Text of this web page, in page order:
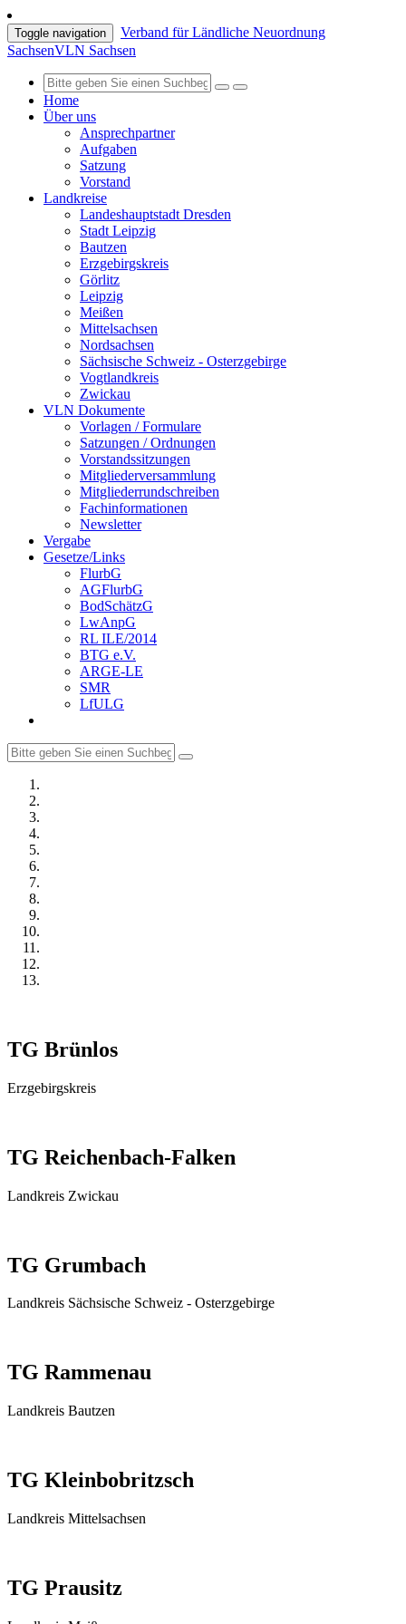
Toggle navigation
Verband für Ländliche Neuordnung
SachsenVLN Sachsen
Home
Über uns
Ansprechpartner
Aufgaben
Satzung
Vorstand
Landkreise
Landeshauptstadt Dresden
Stadt Leipzig
Bautzen
Erzgebirgskreis
Görlitz
Leipzig
Meißen
Mittelsachsen
Nordsachsen
Sächsische Schweiz - Osterzgebirge
Vogtlandkreis
Zwickau
VLN Dokumente
Vorlagen / Formulare
Satzungen / Ordnungen
Vorstandssitzungen
Mitgliederversammlung
Mitgliederrundschreiben
Fachinformationen
Newsletter
Vergabe
Gesetze/Links
FlurbG
AGFlurbG
BodSchätzG
LwAnpG
RL ILE/2014
BTG e.V.
ARGE-LE
SMR
LfULG
TG Brünlos
Erzgebirgskreis
TG Reichenbach-Falken
Landkreis Zwickau
TG Grumbach
Landkreis Sächsische Schweiz - Osterzgebirge
TG Rammenau
Landkreis Bautzen
TG Kleinbobritzsch
Landkreis Mittelsachsen
TG Prausitz